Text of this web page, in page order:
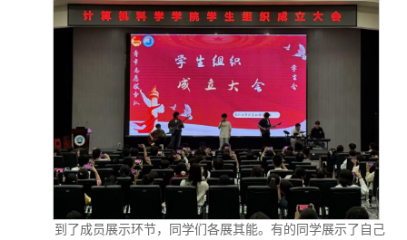
到了 成员展示环节，同学们各展其能。有的同学展示了自己